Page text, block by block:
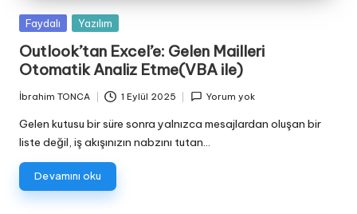
Posted
Faydalı Yazılım
Outlook’tan Excel’e: Gelen Mailleri
Otomatik Analiz Etme(VBA ile)
by
İbrahim TONCA 1 Eylül 2025 Yorum yok
Gelen kutusu bir süre sonra yalnızca mesajlardan oluşan bir
liste değil, iş akışınızın nabzını tutan…
Devamını oku